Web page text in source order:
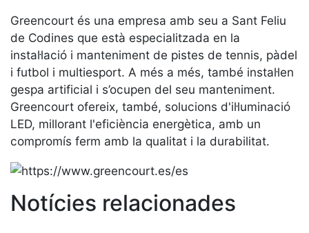
tennis
Next Gen
Palmarès
equips
Llegendes
Jugadors
professionals
Campionat
Social de
Tennis
Greencourt és una empresa amb seu a Sant Feliu
de Codines que està especialitzada en la
instal·lació i manteniment de pistes de tennis, pàdel
i futbol i multiesport. A més a més, també instal·len
gespa artificial i s’ocupen del seu manteniment.
Greencourt ofereix, també, solucions d'il·luminació
LED, millorant l'eficiència energètica, amb un
compromís ferm amb la qualitat i la durabilitat.
Notícies relacionades